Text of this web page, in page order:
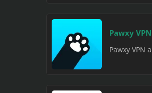
Pawxy VPN
Pawxy VPN